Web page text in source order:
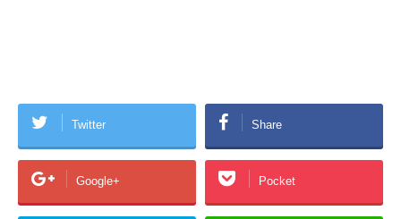
Twitter Share
Google+ Pocket